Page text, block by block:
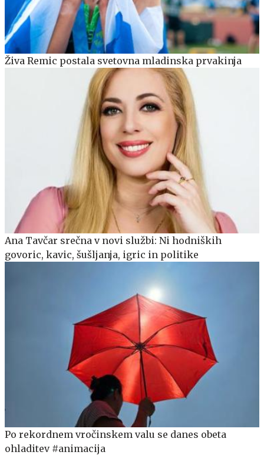
Živa Remic postala svetovna mladinska prvakinja
Ana Tavčar srečna v novi službi: Ni hodniških
govoric, kavic, šušljanja, igric in politike
Po rekordnem vročinskem valu se danes obeta
ohladitev #animacija